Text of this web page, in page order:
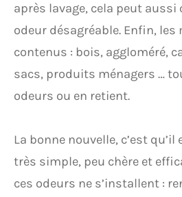
après lavage, cela peut
odeur désagréable. Enfin, les
contenus : bois, aggloméré,
sacs, produits ménagers …
odeurs ou en retient.
La bonne nouvelle, c’est
très simple, peu chère et
ces odeurs ne s’installent :